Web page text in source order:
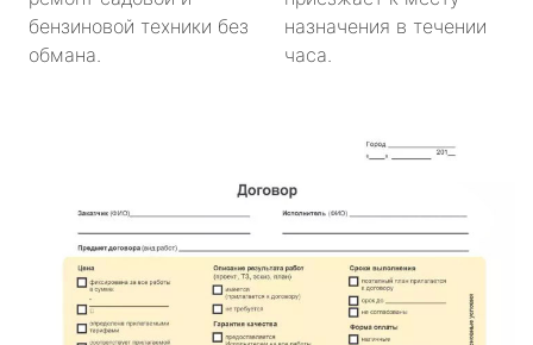
бензиновой техники без
обмана.
назначения в течении
часа.